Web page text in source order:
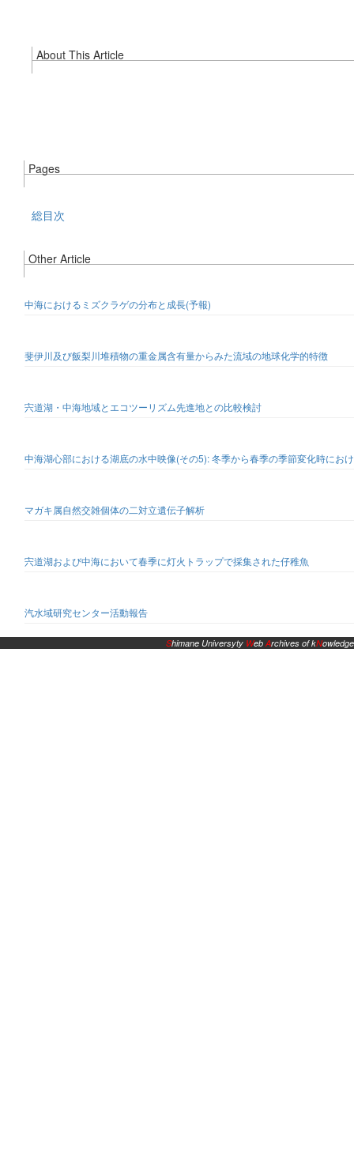
About This Article
Pages
総目次
Other Article
中海におけるミズクラゲの分布と成長(予報)
斐伊川及び飯梨川堆積物の重金属含有量からみた流域の地球化学的特徴
宍道湖・中海地域とエコツーリズム先進地との比較検討
中海湖心部における湖底の水中映像(その5): 冬季から春季の季節変化時にお
マガキ属自然交雑個体の二対立遺伝子解析
宍道湖および中海において春季に灯火トラップで採集された仔稚魚
汽水域研究センター活動報告
Shimane Universyty WebArchives of kNowledge